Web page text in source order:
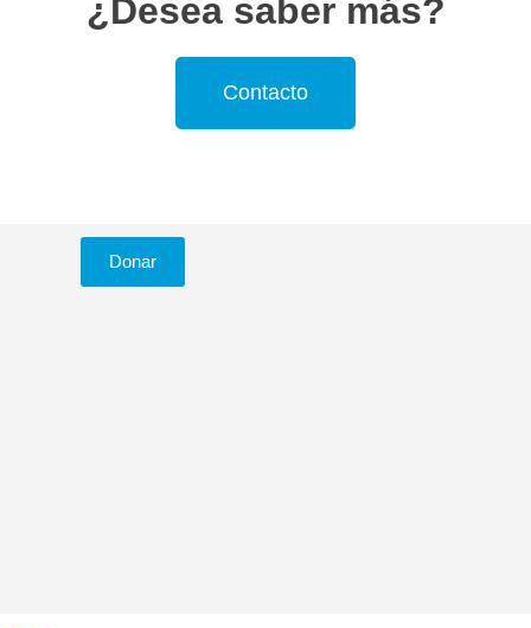
¿Desea saber más?
Contacto
Donar